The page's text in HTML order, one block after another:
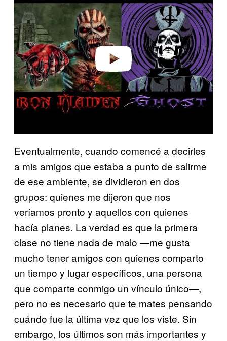
a
y
v
i
d
e
o
Eventualmente, cuando comencé a decirles
a mis amigos que estaba a punto de salirme
de ese ambiente, se dividieron en dos
grupos: quienes me dijeron que nos
veríamos pronto y aquellos con quienes
hacía planes. La verdad es que la primera
clase no tiene nada de malo —me gusta
mucho tener amigos con quienes comparto
un tiempo y lugar específicos, una persona
que comparte conmigo un vínculo único—,
pero no es necesario que te mates pensando
cuándo fue la última vez que los viste. Sin
embargo, los últimos son más importantes y